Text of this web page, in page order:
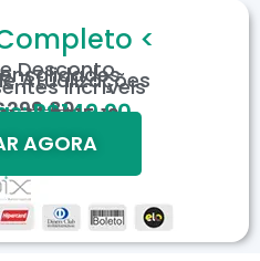
<
Desconto
Atualizações
Incríveis
R$149,90
de R$15,19
tempo limitado.
AGORA